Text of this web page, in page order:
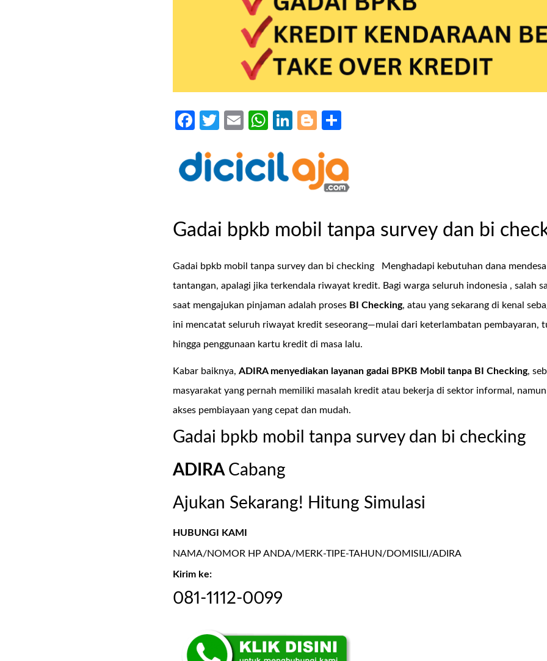
Facebook
Twitter
EmailWhatsApp
LinkedIn
Blogger
Gadai bpkb mobil tanpa survey dan bi
Gadai bpkb mobil tanpa survey dan bi checking
Menghadapi kebutuhan dana
tantangan, apalagi jika terkendala riwayat kredit. Bagi warga seluruh indonesia , salah
saat mengajukan pinjaman adalah proses BI Checking, atau yang sekarang di kenal
ini mencatat seluruh riwayat kredit seseorang—mulai dari keterlambatan pembayaran,
hingga penggunaan kartu kredit di masa lalu.
Kabar baiknya,ADIRA menyediakan layanangadai BPKB Mobil tanpa BI Checking,
masyarakat yang pernah memiliki masalah kredit atau bekerja di sektor informal,
akses pembiayaan yang cepat dan mudah.
Gadai bpkb mobil tanpa survey dan bi checking
ADIRA Cabang
Ajukan Sekarang! Hitung Simulasi
HUBUNGI KAMI
NAMA/NOMOR HP ANDA/MERK-TIPE-TAHUN/DOMISILI/ADIRA
Kirim ke:
081-1112-0099